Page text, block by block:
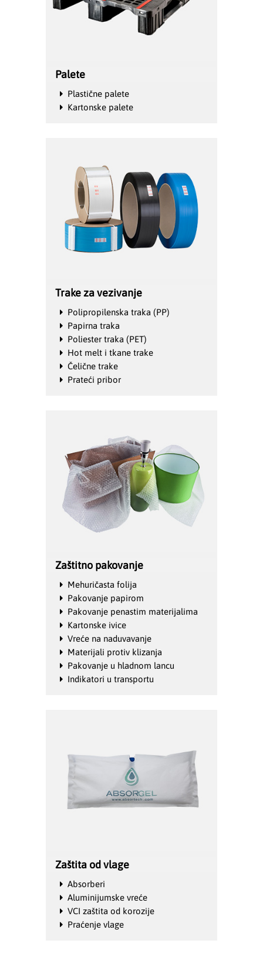
Palete
Plastične palete
Kartonske palete
Trake za vezivanje
Polipropilenska traka (PP)
Papirna traka
Poliester traka (PET)
Hot melt i tkane trake
Čelične trake
Prateći pribor
Zaštitno pakovanje
Mehuričasta folija
Pakovanje papirom
Pakovanje penastim materijalima
Kartonske ivice
Vreće na naduvavanje
Materijali protiv klizanja
Pakovanje u hladnom lancu
Indikatori u transportu
Zaštita od vlage
Absorberi
Aluminijumske vreće
VCI zaštita od korozije
Praćenje vlage